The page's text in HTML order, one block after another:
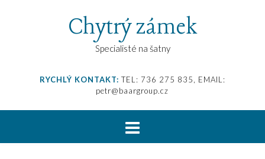
Chytrý zámek
Specialisté na šatny
RYCHLÝ KONTAKT: TEL: 736 275 835, EMAIL:
petr@baargroup.cz